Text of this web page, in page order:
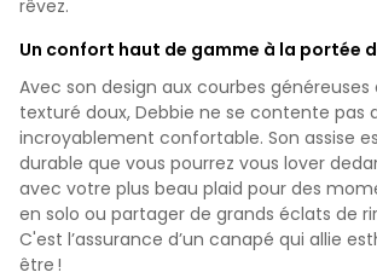
rêvez.
Un confort haut de gamme à la portée
Avec son design aux courbes généreuses
texturé doux, Debbie ne se contente pas
incroyablement confortable. Son assise
durable que vous pourrez vous lover
avec votre plus beau plaid pour des
en solo ou partager de grands éclats de
C'est l’assurance d’un canapé qui allie
être !